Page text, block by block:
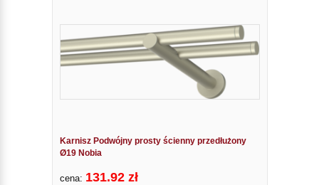
Karnisz Podwójny prosty ścienny przedłużony
Ø19 Nobia
cena: 131.92 zł